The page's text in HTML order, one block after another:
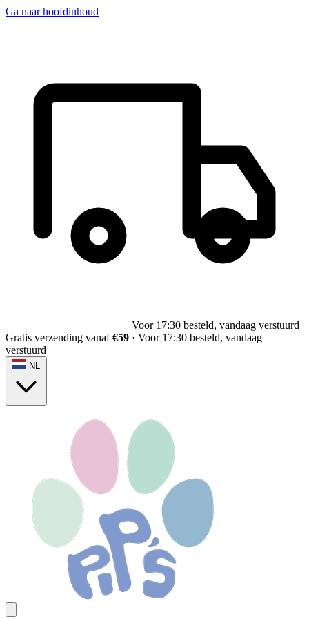
Ga naar hoofdinhoud
Voor 17:30 besteld, vandaag verstuurd
Gratis verzending vanaf€59 · Voor 17:30 besteld, vandaag
verstuurd
NL